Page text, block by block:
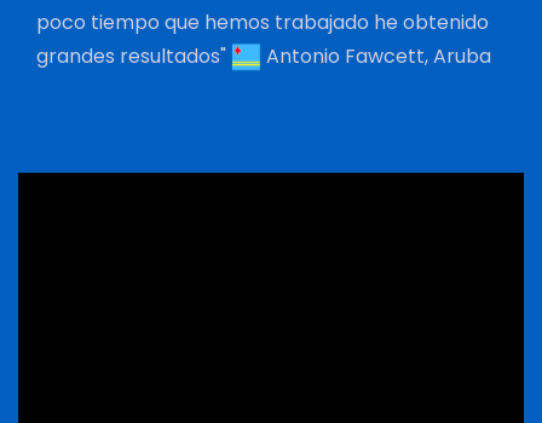
poco tiempo que hemos trabajado he obtenido
grandes resultados"
Antonio Fawcett, Aruba